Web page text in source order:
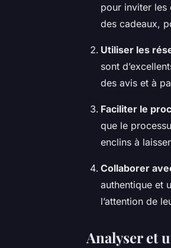
pour inviter les
des cadeaux,
Utiliser les
sont
des avis et à
Faciliter le
que le
enclins à
Collaborer
authentique et
l’attention de
Analyser et